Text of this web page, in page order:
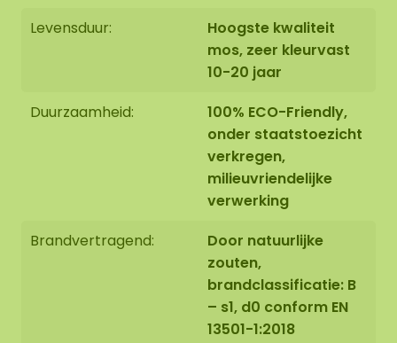
Levensduur:
Hoogste kwaliteit
mos, zeer kleurvast
10-20 jaar
Duurzaamheid:
100% ECO-Friendly,
onder staatstoezicht
verkregen,
milieuvriendelijke
verwerking
Brandvertragend:
Door natuurlijke
zouten,
brandclassificatie: B
– s1, d0 conform EN
13501-1:2018